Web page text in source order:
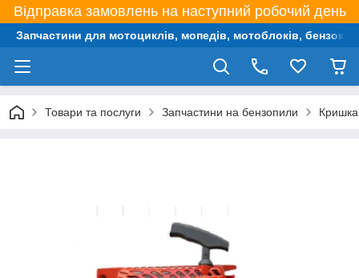
Відправка замовлень на наступний робочий день
Запчастини для мотоциклів, мопедів, мотоблоків,
Товари та послуги Запчастини на бензопили